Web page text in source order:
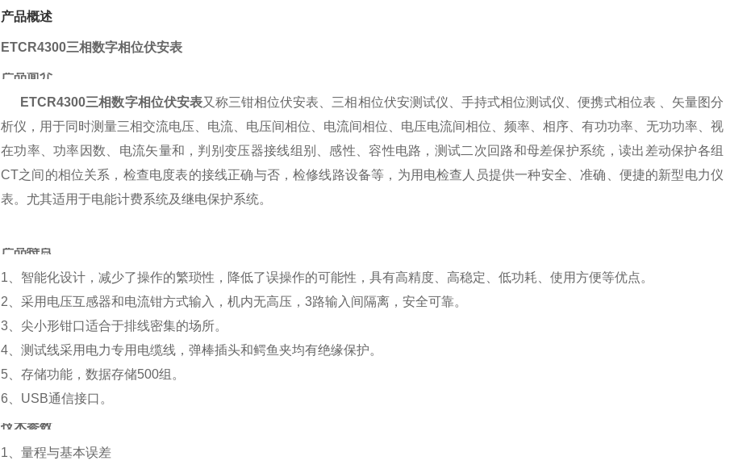
产品概述
ETCR4300三相数字相位伏安表
产品简介
ETCR4300三相数字相位伏安表又称三钳相位伏安表、三相相位伏安测试仪、手持式相位测试仪、便携式相位表 、矢量图分
析仪，用于同时测量三相交流电压、电流、电压间相位、电流间相位、电压电流间相位、频率、相序、有功功率、无功功率、视
在功率、功率因数、电流矢量和，判别变压器接线组别、感性、容性电路，测试二次回路和母差保护系统，读出差动保护各组
CT之间的相位关系，检查电度表的接线正确与否，检修线路设备等，为用电检查人员提供一种安全、准确、便捷的新型电力仪
表。尤其适用于电能计费系统及继电保护系统。
产品特点
1、智能化设计，减少了操作的繁琐性，降低了误操作的可能性，具有高精度、高稳定、低功耗、使用方便等优点。
2、采用电压互感器和电流钳方式输入，机内无高压，3路输入间隔离，安全可靠。
3、尖小形钳口适合于排线密集的场所。
4、测试线采用电力专用电缆线，弹棒插头和鳄鱼夹均有绝缘保护。
5、存储功能，数据存储500组。
6、USB通信接口。
技术参数
1、量程与基本误差